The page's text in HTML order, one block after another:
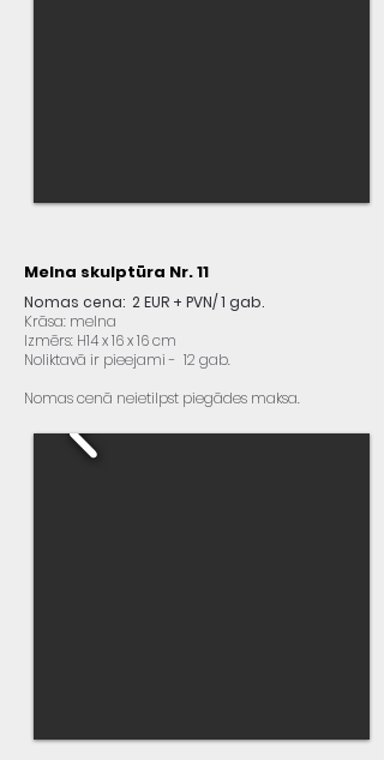
Melna skulptūra Nr. 11
Nomas cena: 2 EUR + PVN/ 1 gab.
Krāsa: melna
Izmērs: H14 x 16 x 16 cm
Noliktavā ir pieejami - 12 gab.
Nomas cenā neietilpst piegādes maksa.